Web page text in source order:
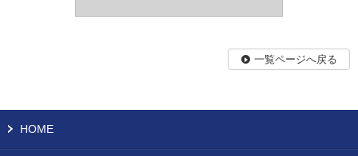
一覧ページへ戻る
HOME